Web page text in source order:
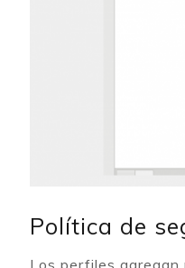
Política de
Los perfiles agregan